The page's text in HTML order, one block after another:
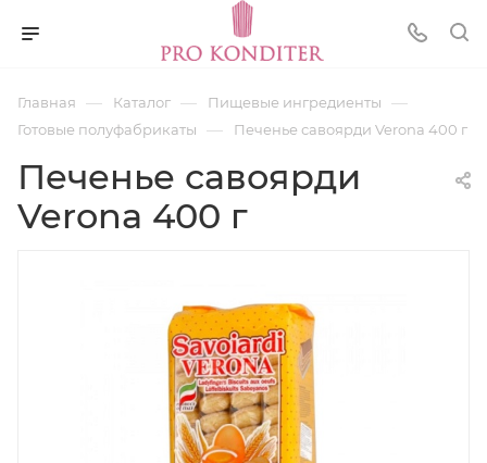
Главная — Каталог — Пищевые ингредиенты —
Готовые полуфабрикаты — Печенье савоярди Verona 400 г
Печенье савоярди
Verona 400 г